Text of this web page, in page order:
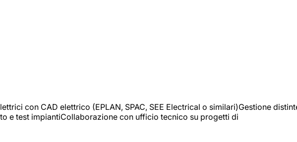
con CAD elettrico (EPLAN, SPAC, SEE Electrical o similari)Gestione
e test impiantiCollaborazione con ufficio tecnico su progetti di